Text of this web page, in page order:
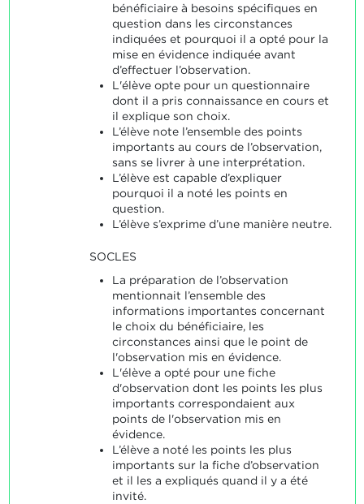
bénéficiaire à besoins spécifiques en
question dans les circonstances
indiquées et pourquoi il a opté pour la
mise en évidence indiquée avant
d’effectuer l’observation.
L'élève opte pour un questionnaire
dont il a pris connaissance en cours et
il explique son choix.
L’élève note l’ensemble des points
importants au cours de l’observation,
sans se livrer à une interprétation.
L’élève est capable d’expliquer
pourquoi il a noté les points en
question.
L’élève s’exprime d’une manière neutre.
SOCLES
La préparation de l’observation
mentionnait l’ensemble des
informations importantes concernant
le choix du bénéficiaire, les
circonstances ainsi que le point de
l'observation mis en évidence.
L'élève a opté pour une fiche
d'observation dont les points les plus
importants correspondaient aux
points de l'observation mis en
évidence.
L’élève a noté les points les plus
importants sur la fiche d’observation
et il les a expliqués quand il y a été
invité.